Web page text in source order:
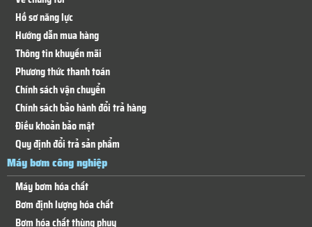
Hồ sơ năng lực
Hướng dẫn mua hàng
Thông tin khuyến mãi
Phương thức thanh toán
Chính sách vận chuyển
Chính sách bảo hành đổi trả hàng
Điều khoản bảo mật
Quy định đổi trả sản phẩm
Máy bơm công nghiệp
Máy bơm hóa chất
Bơm định lượng hóa chất
Bơm hóa chất thùng phuy